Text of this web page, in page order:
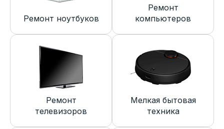
Ремонт ноутбуков
Ремонт
компьютеров
Ремонт
телевизоров
Мелкая бытовая
техника